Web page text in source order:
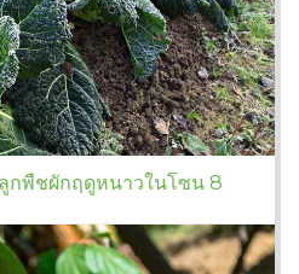
กพืชผักฤดูหนาวในโซน 8